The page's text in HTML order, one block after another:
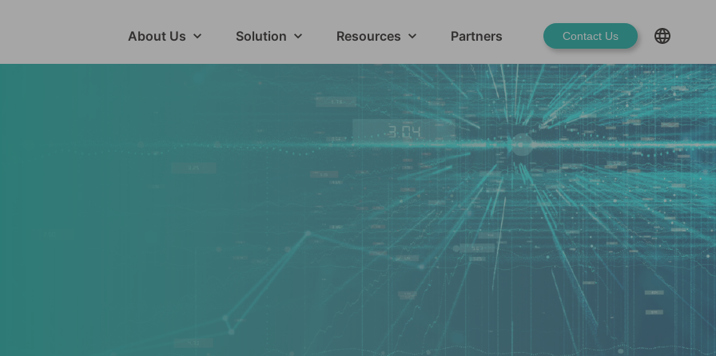
About Us Solution Resources Partners Contact Us